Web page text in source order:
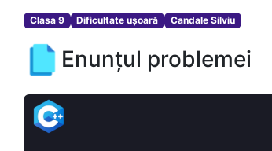
Clasa 9 Dificultate ușoară Candale Silviu
Enunțul problemei